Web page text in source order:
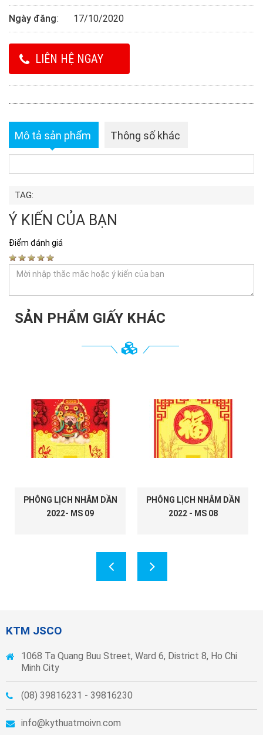
Ngày đăng 17/10/2020
LIÊN HỆ NGAY
Mô tả sản phẩm Thông số khác
TAG:
Ý KIẾN CỦA BẠN
Điểm đánh giá
SẢN PHẨM GIẤY KHÁC
PHÔNG LỊCH NHÂM DẦN
2022- MS 09
PHÔNG LỊCH NHÂM DẦN
2022 - MS 08
KTM JSCO
1068 Ta Quang Buu Street, Ward 6, District 8, Ho Chi
Minh City
(08) 39816231 - 39816230
info@kythuatmoivn.com